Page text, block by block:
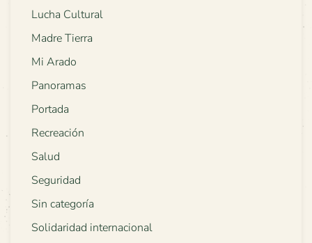
Lucha Cultural
Madre Tierra
Mi Arado
Panoramas
Portada
Recreación
Salud
Seguridad
Sin categoría
Solidaridad internacional